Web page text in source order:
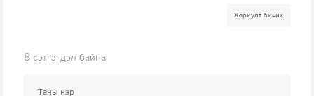
Хариулт бичих
8 сэтгэгдэл байна